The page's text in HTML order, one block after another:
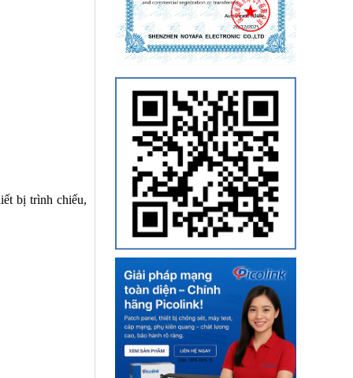
bị trình chiếu,